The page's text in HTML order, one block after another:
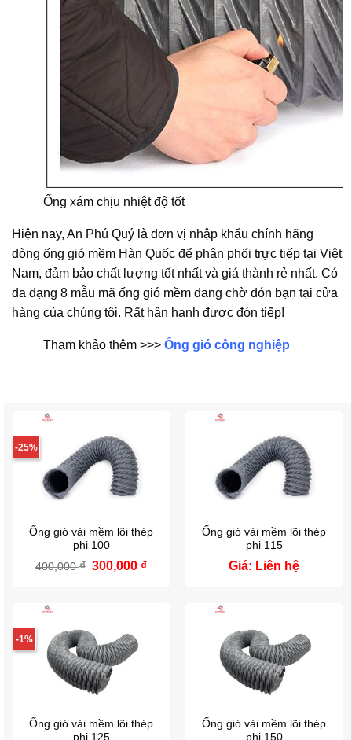
Ống xám chịu nhiệt độ tốt
Hiện nay, An Phú Quý là đơn vị nhập khẩu chính hãng
dòng ống gió mềm Hàn Quốc để phân phối trực tiếp tại Việt
Nam, đảm bảo chất lượng tốt nhất và giá thành rẻ nhất. Có
đa dạng 8 mẫu mã ống gió mềm đang chờ đón bạn tại cửa
hàng của chúng tôi. Rất hân hạnh được đón tiếp!
Tham khảo thêm >>> Ống gió công nghiệp
-25%
Ống gió vải mềm lõi thép
phi 100
400,000₫ Giá
300,000 ₫
Ống gió vải mềm lõi thép
phi 115
Giá: Liên hệ
-1%
Ống gió vải mềm lõi thép
phi 125
Ống gió vải mềm lõi thép
phi 150